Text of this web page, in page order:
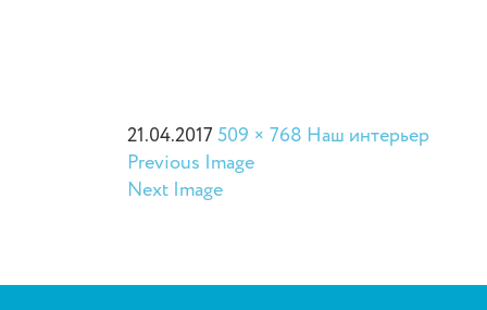
21.04.2017 509 × 768 Наш интерьер
Previous Image
Next Image